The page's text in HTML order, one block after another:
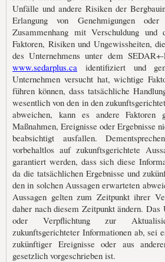
Unfälle und andere Risiken der
Erlangung von Genehmigungen
Zusammenhang mit Verschuldung und
Faktoren, Risiken und Ungewissheiten,
des Unternehmens unter dem
www.sedarplus.ca identifiziert und
Unternehmen versucht hat, wichtige
führen können, dass tatsächliche
wesentlich von den in den
abweichen, kann es andere Faktoren
Maßnahmen, Ereignisse oder Ergebnisse
beabsichtigt ausfallen.
vorbehaltlos auf zukunftsgerichtete
garantiert werden, dass sich diese
da die tatsächlichen Ergebnisse und
den in solchen Aussagen erwarteten
Aussagen gelten zum Zeitpunkt ihrer
daher nach diesem Zeitpunkt ändern.
oder Verpflichtung zur
zukunftsgerichteter Informationen ab, sei
zukünftiger Ereignisse oder aus
gesetzlich vorgeschrieben ist.